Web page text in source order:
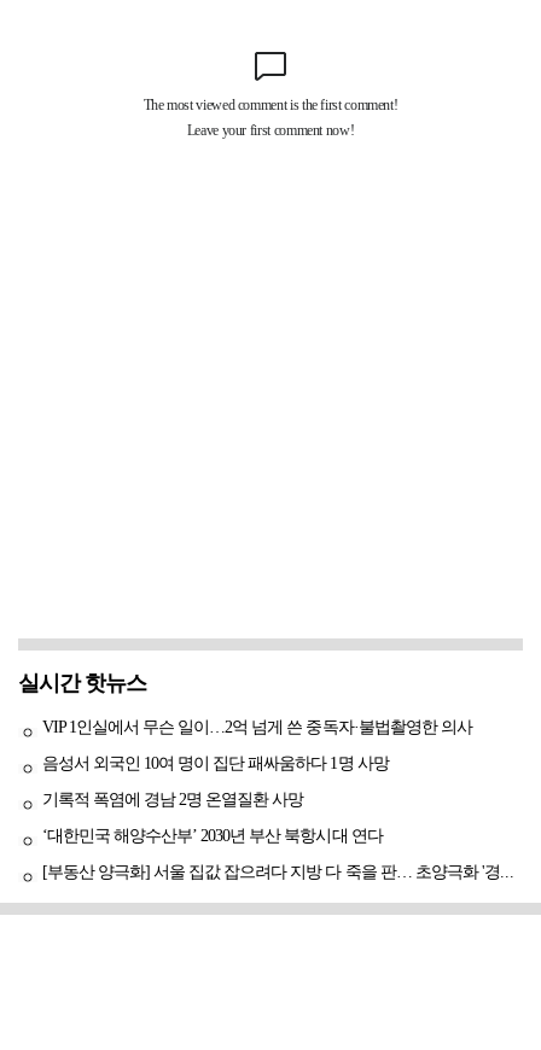
실시간 핫뉴스
VIP 1인실에서 무슨 일이…2억 넘게 쓴 중독자·불법촬영한 의사
음성서 외국인 10여 명이 집단 패싸움하다 1명 사망
기록적 폭염에 경남 2명 온열질환 사망
‘대한민국 해양수산부’ 2030년 부산 북항시대 연다